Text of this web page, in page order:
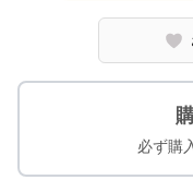
必ず購